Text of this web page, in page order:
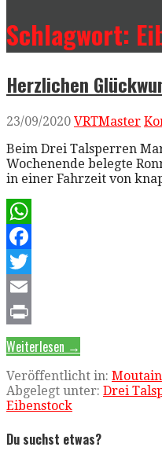
Schlagwort:
Herzlichen
23/09/2020 VRTMaster
Beim Drei Talsperren
Wochenende belegte
in einer Fahrzeit von
WhatsApp
Facebook
Twitter
Email
Print
Weiterlesen →
Veröffentlicht in:
Abgelegt unter: Drei
Eibenstock
Du suchst etwas?